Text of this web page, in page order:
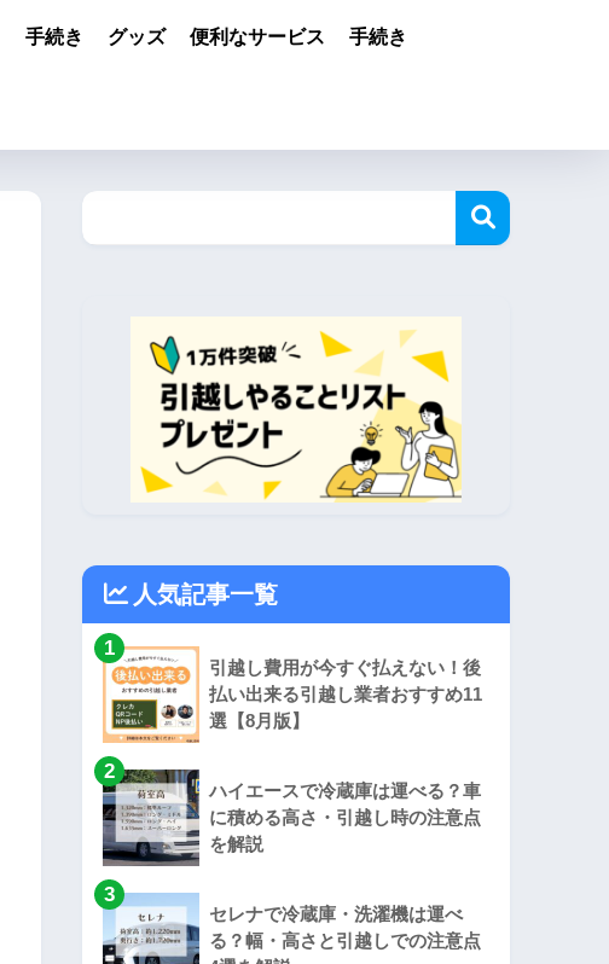
手続き グッズ 便利なサービス 手続き
人気記事一覧
1
引越し費用が今すぐ払えない！後
払い出来る引越し業者おすすめ11
選【8月版】
2
ハイエースで冷蔵庫は運べる？車
に積める高さ・引越し時の注意点
を解説
3
セレナで冷蔵庫・洗濯機は運べ
る？幅・高さと引越しでの注意点